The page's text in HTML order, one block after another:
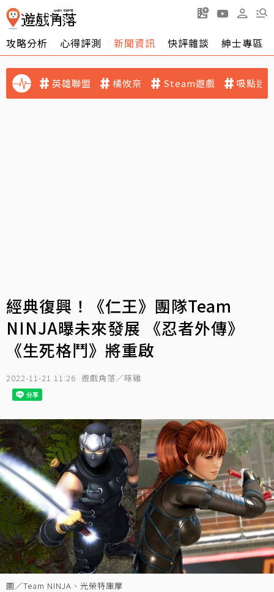
攻略分析 心得評測 新聞資訊 快評雜談 紳士專區
英雄聯盟 橘攸奈 Steam遊戲 吸點迷
經典復興！《仁王》團隊Team
NINJA曝未來發展 《忍者外傳》
《生死格鬥》將重啟
2022-11-21 11:26 遊戲角落／啄雞
圖／Team NINJA、光榮特庫摩